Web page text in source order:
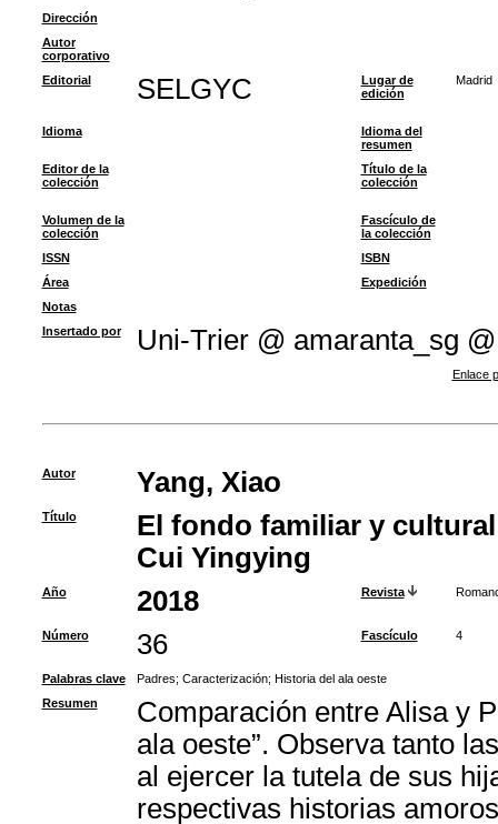
Dirección
Autor
corporativo
Editorial
SELGYC
Lugar de
edición
Madrid
Idioma
Idioma del
resumen
Editor de la
colección
Título de la
colección
Volumen de la
colección
Fascículo de
la colección
ISSN
ISBN
Área
Expedición
Notas
Insertado por
Uni-Trier @ amaranta_sg @
Enlace
Autor Yang, Xiao
Título
El fondo familiar y
Cui Yingying
Año 2018 Revista
Número 36 Fascículo 4
Palabras clave Padres; Caracterización; Historia del ala oeste
Resumen
Comparación entre Alisa y
ala oeste”. Observa tanto
al ejercer la tutela de sus
respectivas historias